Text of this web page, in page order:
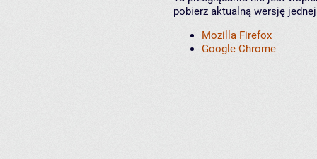
pobierz aktualną wersję
Mozilla Firefox
Google Chrome